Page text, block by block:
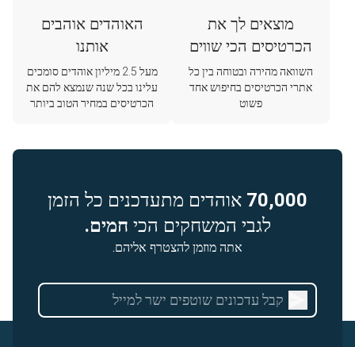
מוצאים לך את
הכרטיסים הכי שווים
השוואה מהירה ובטוחה בין כל
אתרי הכרטיסים בחיפוש אחד
פשוט
האוהדים אוהבים
אותנו
מעל 2.5 מיליון אוהדים סומכים
עלינו בכל שנה שנמצא להם את
הכרטיסים במחיר הטוב ביותר
70,000 אוהדים מתעדכנים כל הזמן
לגבי המשחקים הכי חמים.
אתה מוזמן להצטרף אליהם.